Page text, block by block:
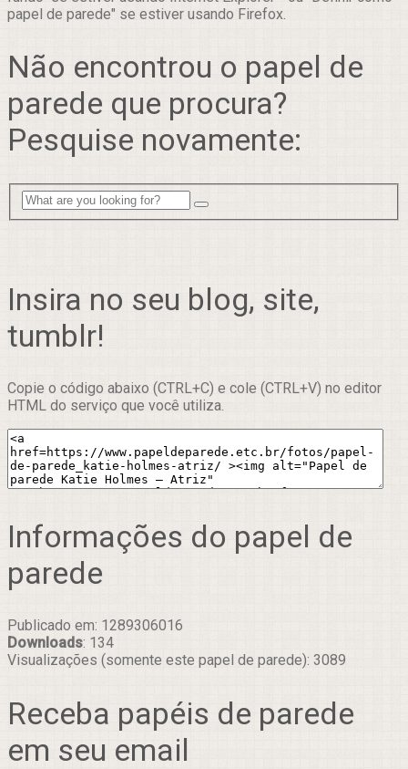
papel de parede" se estiver usando Firefox.
Não encontrou o papel de
parede que procura?
Pesquise novamente:
Insira no seu blog, site,
tumblr!
Copie o código abaixo (CTRL+C) e cole (CTRL+V) no editor
HTML do serviço que você utiliza.
Informações do papel de
parede
Publicado em: 1289306016
Downloads: 134
Visualizações (somente este papel de parede): 3089
Receba papéis de parede
em seu email